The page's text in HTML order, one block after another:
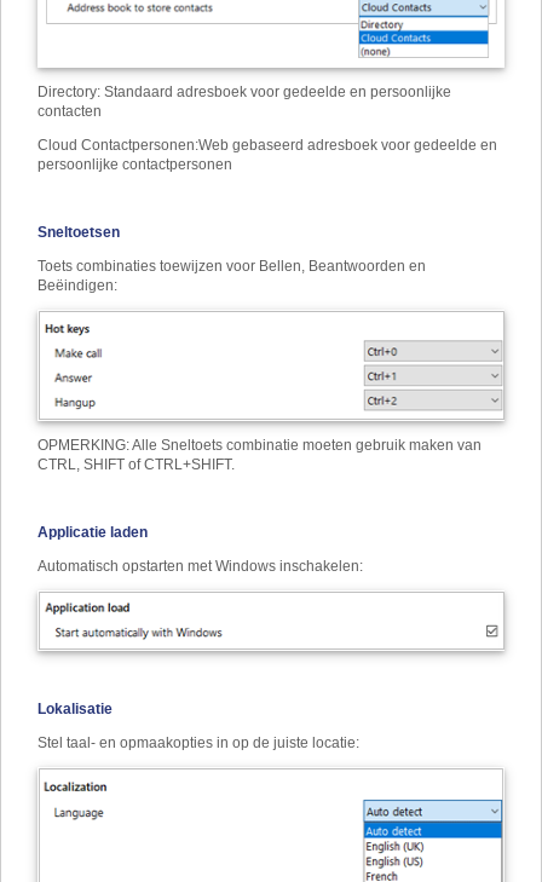
Directory: Standaard adresboek voor gedeelde en persoonlijke
contacten
Cloud Contactpersonen:Web gebaseerd adresboek voor gedeelde en
persoonlijke contactpersonen
Sneltoetsen
Toets combinaties toewijzen voor Bellen, Beantwoorden en
Beëindigen:
OPMERKING: Alle Sneltoets combinatie moeten gebruik maken van
CTRL, SHIFT of CTRL+SHIFT.
Applicatie laden
Automatisch opstarten met Windows inschakelen:
Lokalisatie
Stel taal- en opmaakopties in op de juiste locatie: